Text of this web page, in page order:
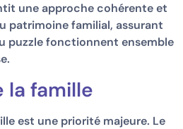
une approche cohérente et
patrimoine familial, assurant
puzzle fonctionnent ensemble
la famille
est une priorité majeure. Le